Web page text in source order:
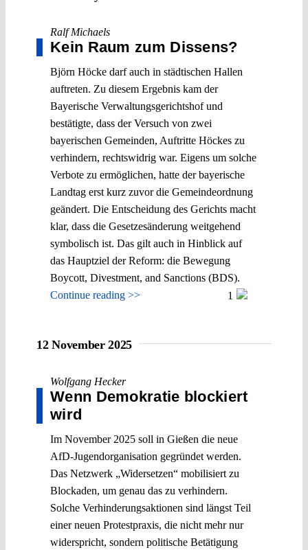
Ralf Michaels
Kein Raum zum Dissens?
Björn Höcke darf auch in städtischen Hallen
auftreten. Zu diesem Ergebnis kam der
Bayerische Verwaltungsgerichtshof und
bestätigte, dass der Versuch von zwei
bayerischen Gemeinden, Auftritte Höckes zu
verhindern, rechtswidrig war. Eigens um solche
Verbote zu ermöglichen, hatte der bayerische
Landtag erst kurz zuvor die Gemeindeordnung
geändert. Die Entscheidung des Gerichts macht
klar, dass die Gesetzesänderung weitgehend
symbolisch ist. Das gilt auch in Hinblick auf
das Hauptziel der Reform: die Bewegung
Boycott, Divestment, and Sanctions (BDS).
Continue reading >>
1
12 November 2025
Wolfgang Hecker
Wenn Demokratie blockiert
wird
Im November 2025 soll in Gießen die neue
AfD-Jugendorganisation gegründet werden.
Das Netzwerk „Widersetzen“ mobilisiert zu
Blockaden, um genau das zu verhindern.
Solche Verhinderungsaktionen sind längst Teil
einer neuen Protestpraxis, die nicht mehr nur
widerspricht, sondern politische Betätigung